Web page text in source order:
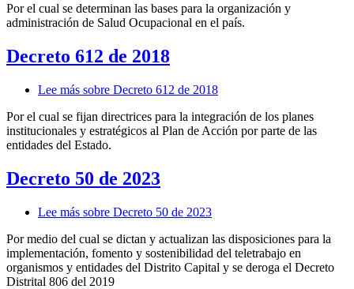
Por el cual se determinan las bases para la organización y
administración de Salud Ocupacional en el país.
Decreto 612 de 2018
Lee más sobre Decreto 612 de 2018
Por el cual se fijan directrices para la integración de los planes
institucionales y estratégicos al Plan de Acción por parte de las
entidades del Estado.
Decreto 50 de 2023
Lee más sobre Decreto 50 de 2023
Por medio del cual se dictan y actualizan las disposiciones para la
implementación, fomento y sostenibilidad del teletrabajo en
organismos y entidades del Distrito Capital y se deroga el Decreto
Distrital 806 del 2019